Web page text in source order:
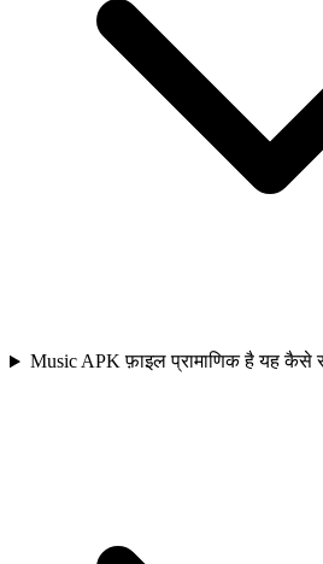
Music APK फ़ाइल प्रामाणिक है यह कैसे